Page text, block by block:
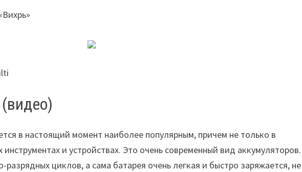
в настоящий момент наиболее популярным, причем не только в
инструментах и устройствах. Это очень современный вид
разрядных циклов, а сама батарея очень легкая и быстро заряжается, не